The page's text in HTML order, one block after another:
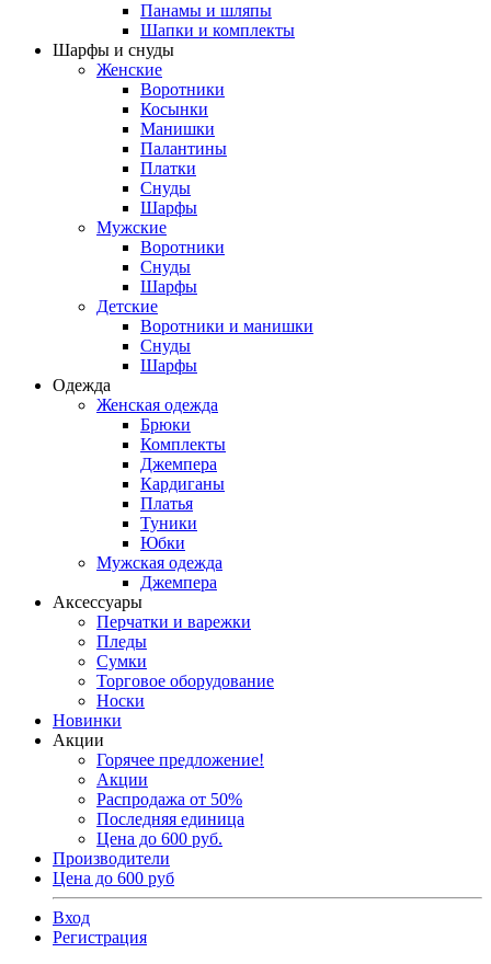
Панамы и шляпы
Шапки и комплекты
Шарфы и снуды
Женские
Воротники
Косынки
Манишки
Палантины
Платки
Снуды
Шарфы
Мужские
Воротники
Снуды
Шарфы
Детские
Воротники и манишки
Снуды
Шарфы
Одежда
Женская одежда
Брюки
Комплекты
Джемпера
Кардиганы
Платья
Туники
Юбки
Мужская одежда
Джемпера
Аксессуары
Перчатки и варежки
Пледы
Сумки
Торговое оборудование
Носки
Новинки
Акции
Горячее предложение!
Акции
Распродажа от 50%
Последняя единица
Цена до 600 руб.
Производители
Цена до 600 руб
Вход
Регистрация